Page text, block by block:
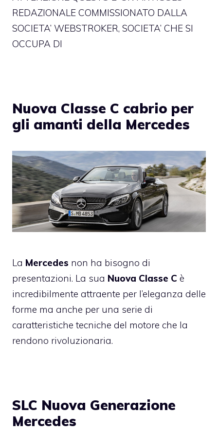
REDAZIONALE COMMISSIONATO DALLA
SOCIETA’ WEBSTROKER, SOCIETA’ CHE SI
OCCUPA DI
Nuova Classe C cabrio per
gli amanti della Mercedes
La Mercedes non ha bisogno di
presentazioni. La sua Nuova Classe C è
incredibilmente attraente per l’eleganza delle
forme ma anche per una serie di
caratteristiche tecniche del motore che la
rendono rivoluzionaria.
SLC Nuova Generazione
Mercedes